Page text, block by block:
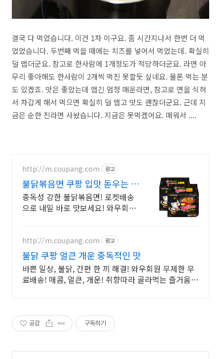
결국 다 먹었습니다. 이건 1차 이구요. 좀 시간지나서 한번 더 먹
었었습니다. 두번째 먹을 때에는 치즈를 넣어서 먹었는데. 확실히
덜 맵더군요. 참고로 한사람에 1개정도가 적당하더군요. 라면 아
무리 좋아해도 한사람이 2개씩 먹진 못할듯 싶네요. 물론 먹는 분
도 있겠죠. 맛은 좋았는데 맵긴 엄청 매운라면, 참고로 면을 식혀
서 차갑게 해서 먹으면 확실히 덜 맵고 맛도 괜찮더군요. 근데 지
금은 순한 진라면 사놨습니다. 지금은 못먹겠어요. 매워서 ....
http://m.coupang.com 광고
불닭볶음면 쿠팡 입맛 돋우는 화
끈함
중독성 강한 불닭볶음면! 로켓배송
으로 내일 바로 맛보세요! 와우회원
http://m.coupang.com 광고
불닭 쿠팡 얼큰 개운 중독적인 맛
바쁜 일상, 불닭, 간편 한 끼 해결! 와우회원 무제한 무
료배송! 매콤, 얼큰, 개운! 취향따라 골라먹는 즐거움,
공감 구독하기